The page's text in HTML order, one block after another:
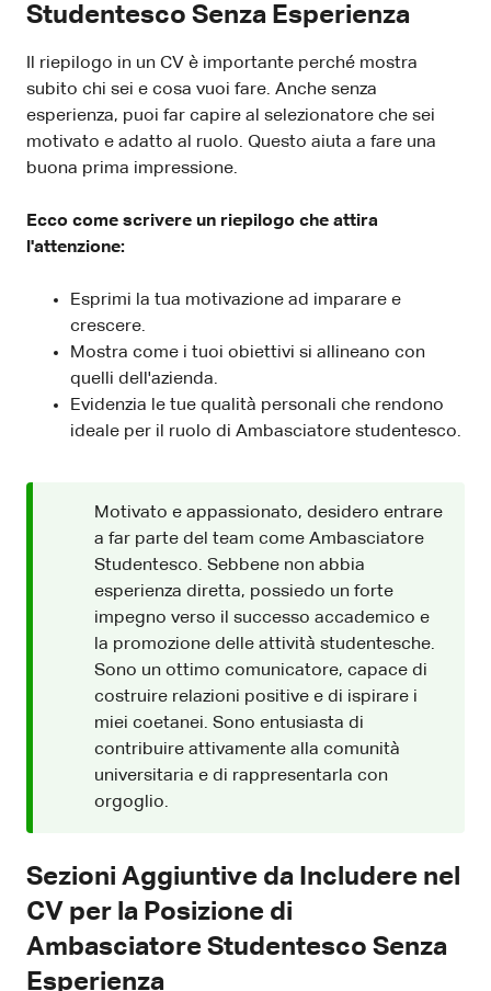
Studentesco Senza Esperienza
Il riepilogo in un CV è importante perché mostra
subito chi sei e cosa vuoi fare. Anche senza
esperienza, puoi far capire al selezionatore che sei
motivato e adatto al ruolo. Questo aiuta a fare una
buona prima impressione.
Ecco come scrivere un riepilogo che attira
l'attenzione:
Esprimi la tua motivazione ad imparare e
crescere.
Mostra come i tuoi obiettivi si allineano con
quelli dell'azienda.
Evidenzia le tue qualità personali che rendono
ideale per il ruolo di Ambasciatore studentesco.
Motivato e appassionato, desidero entrare
a far parte del team come Ambasciatore
Studentesco. Sebbene non abbia
esperienza diretta, possiedo un forte
impegno verso il successo accademico e
la promozione delle attività studentesche.
Sono un ottimo comunicatore, capace di
costruire relazioni positive e di ispirare i
miei coetanei. Sono entusiasta di
contribuire attivamente alla comunità
universitaria e di rappresentarla con
orgoglio.
Sezioni Aggiuntive da Includere nel
CV per la Posizione di
Ambasciatore Studentesco Senza
Esperienza